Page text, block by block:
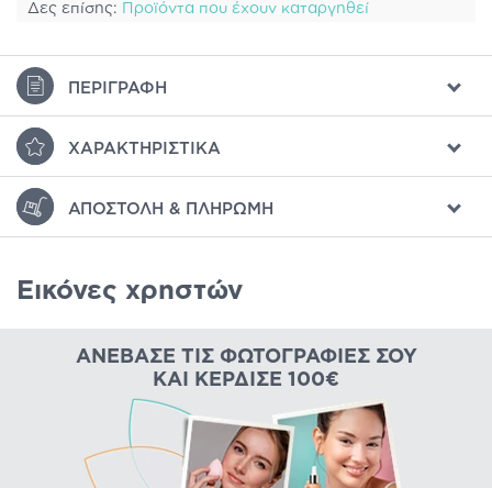
Δες επίσης: Προϊόντα που έχουν καταργηθεί
ΠΕΡΙΓΡΑΦΉ
ΧΑΡΑΚΤΗΡΙΣΤΙΚΆ
ΑΠΟΣΤΟΛΉ & ΠΛΗΡΩΜΉ
Εικόνες χρηστών
ΑΝΈΒΑΣΕ ΤΙΣ ΦΩΤΟΓΡΑΦΊΕΣ ΣΟΥ
ΚΑΙ ΚΈΡΔΙΣΕ 100€